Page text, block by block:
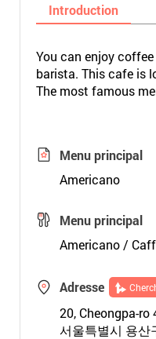
Introduction
You can enjoy
barista. This cafe is
The most famous
Menu principal
Americano
Menu principal
Americano /
Adresse
20, Cheongpa-ro
서울특별시 용산